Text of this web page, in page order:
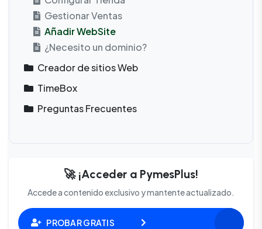
Gestionar Ventas
Añadir WebSite
¿Necesito un dominio?
Creador de sitios Web
TimeBox
Preguntas Frecuentes
🚀 ¡Acceder a PymesPlus!
Accede a contenido exclusivo y mantente actualizado.
PROBAR GRATIS